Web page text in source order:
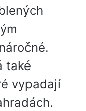
také
vypadají